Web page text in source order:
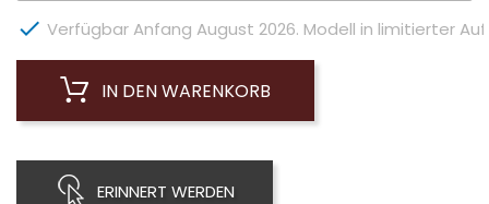
 Verfügbar Anfang August 2026. Modell in limitierter
IN DEN WARENKORB
ERINNERT WERDEN